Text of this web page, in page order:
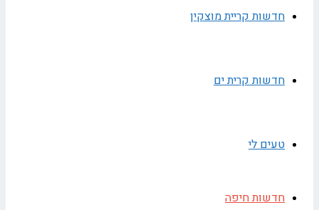
חדשות קריית מוצקין
חדשות קרית ים
טעים לי
חדשות חיפה